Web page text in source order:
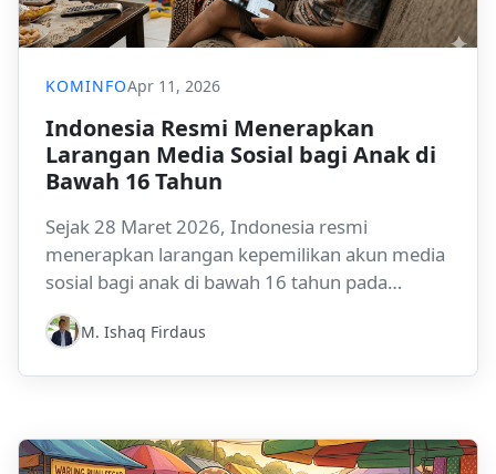
KOMINFOApr 11, 2026
Indonesia Resmi Menerapkan
Larangan Media Sosial bagi Anak di
Bawah 16 Tahun
Sejak 28 Maret 2026, Indonesia resmi
menerapkan larangan kepemilikan akun media
sosial bagi anak di bawah 16 tahun pada
platform berisiko tinggi, termasuk YouTube,
TikTok, Instagram, Facebook, X, Threads, Bigo
tegas untuk melindungi anak di ruang digital.
M. Ishaq Firdaus